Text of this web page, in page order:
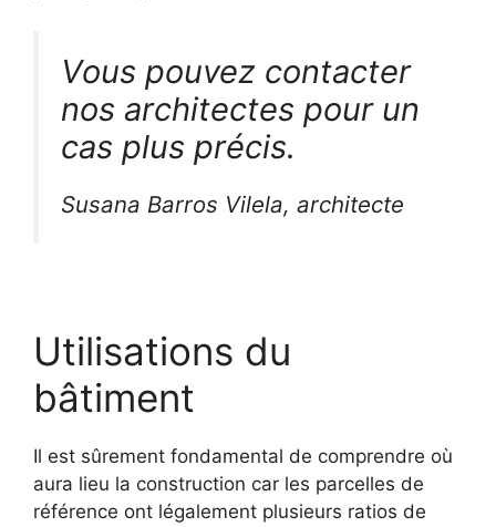
Vous pouvez contacter
nos architectes pour un
cas plus précis.
Susana Barros Vilela, architecte
Utilisations du
bâtiment
Il est sûrement fondamental de comprendre où
aura lieu la construction car les parcelles de
référence ont légalement plusieurs ratios de